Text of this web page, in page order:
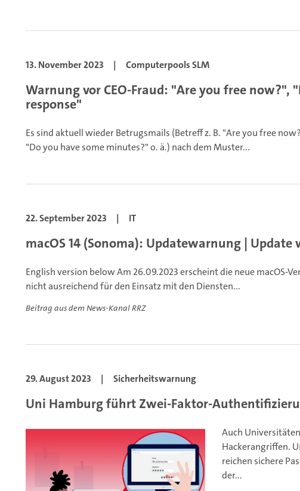
13. November 2023 | Computerpools SLM
Warnung vor CEO-Fraud: "Are you free now?",
response"
Es sind aktuell wieder Betrugsmails (Betreff z. B. "Are you free
"Do you have some minutes?" o. ä.) nach dem Muster...
22. September 2023 | IT
macOS 14 (Sonoma): Updatewarnung | Update
English version belowAm 26.09.2023 erscheint die neue macOS-
nicht ausreichend für den Einsatz mit den Diensten...
Beitrag aus dem News-Kanal RRZ
29. August 2023 | Sicherheitswarnung
Uni Hamburg führt Zwei-Faktor-
Auch
Hackerangriffen.
reichen sichere
der...